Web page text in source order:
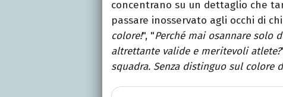
concentrano su un dettaglio che
passare inosservato agli occhi di
colore!", "Perché mai osannare solo
altrettante valide e meritevoli atlete?
squadra. Senza distinguo sul colore